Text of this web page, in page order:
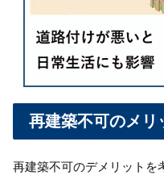
再建築不可のメリ
再建築不可のデメリットを